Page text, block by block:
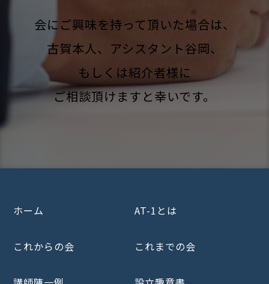
会にご興味を持って頂いた場合は、
古賀本人、アシスタント谷岡、
もしくは紹介者様に
ご相談頂けますと幸いです。
ホーム AT-1とは
これからの会 これまでの会